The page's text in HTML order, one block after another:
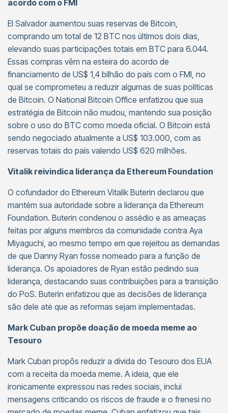
acordo com o FMI
El Salvador aumentou suas reservas de Bitcoin,
comprando um total de 12 BTC nos últimos dois dias,
elevando suas participações totais em BTC para 6.044.
Essas compras vêm na esteira do acordo de
financiamento de US$ 1,4 bilhão do país com o FMI, no
qual se comprometeu a reduzir algumas de suas políticas
de Bitcoin. O National Bitcoin Office enfatizou que sua
estratégia de Bitcoin não mudou, mantendo sua posição
sobre o uso do BTC como moeda oficial. O Bitcoin está
sendo negociado atualmente a US$ 103.000, com as
reservas totais do país valendo US$ 620 milhões.
Vitalik reivindica liderança da Ethereum Foundation
O cofundador do Ethereum Vitalik Buterin declarou que
mantém sua autoridade sobre a liderança da Ethereum
Foundation. Buterin condenou o assédio e as ameaças
feitas por alguns membros da comunidade contra Aya
Miyaguchi, ao mesmo tempo em que rejeitou as demandas
de que Danny Ryan fosse nomeado para a função de
liderança. Os apoiadores de Ryan estão pedindo sua
liderança, destacando suas contribuições para a transição
do PoS. Buterin enfatizou que as decisões de liderança
são dele até que as reformas sejam implementadas.
Mark Cuban propõe doação de moeda meme ao
Tesouro
Mark Cuban propôs reduzir a dívida do Tesouro dos EUA
com a receita da moeda meme. A ideia, que ele
ironicamente expressou nas redes sociais, inclui
mensagens criticando os riscos de fraude e o frenesi no